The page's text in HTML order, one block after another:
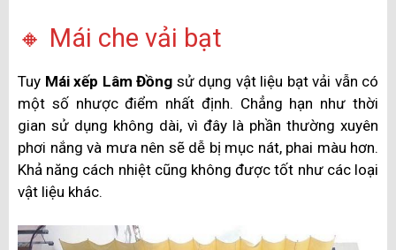
🔸 Mái che vải bạt
Tuy Mái xếp Lâm Đồng sử dụng vật liệu bạt vải vẫn có
một số nhược điểm nhất định. Chẳng hạn như thời
gian sử dụng không dài, vì đây là phần thường xuyên
phơi nắng và mưa nên sẽ dễ bị mục nát, phai màu hơn.
Khả năng cách nhiệt cũng không được tốt như các loại
vật liệu khác.